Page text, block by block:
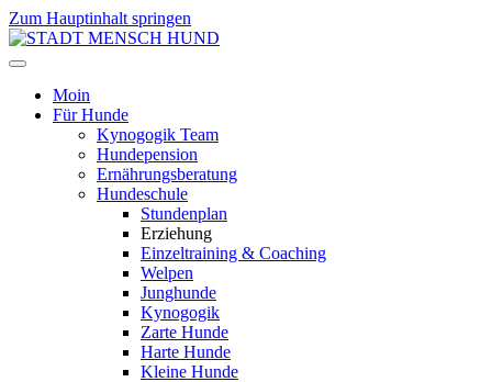
Zum Hauptinhalt springen
Moin
Für Hunde
Kynogogik Team
Hundepension
Ernährungsberatung
Hundeschule
Stundenplan
Erziehung
Einzeltraining & Coaching
Welpen
Junghunde
Kynogogik
Zarte Hunde
Harte Hunde
Kleine Hunde